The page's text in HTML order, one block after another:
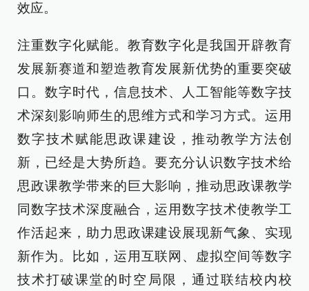
效应。
注重数字化赋能。教育数字化是我国开辟教育
发展新赛道和塑造教育发展新优势的重要突破
口。数字时代，信息技术、人工智能等数字技
术深刻影响师生的思维方式和学习方式。运用
数字技术赋能思政课建设，推动教学方法创
新，已经是大势所趋。要充分认识数字技术给
思政课教学带来的巨大影响，推动思政课教学
同数字技术深度融合，运用数字技术使教学工
作活起来，助力思政课建设展现新气象、实现
新作为。比如，运用互联网、虚拟空间等数字
技术打破课堂的时空局限，通过联结校内校